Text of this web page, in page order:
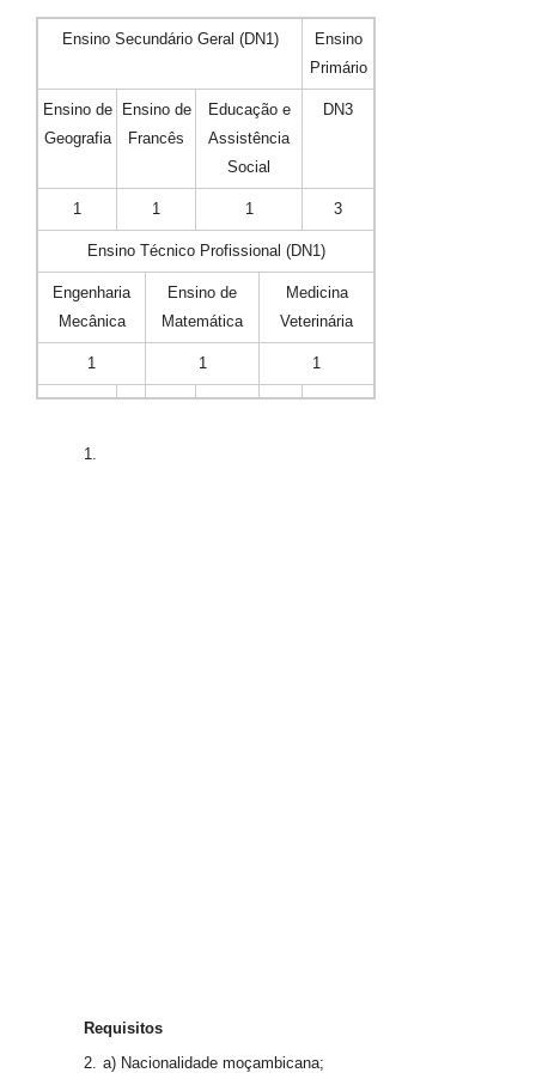
Ensino Secundário Geral (DN1)
Ensino
Primário
Ensino de
Geografia
Ensino de
Francês
Educação e
Assistência
Social
DN3
1 1 1 3
Ensino Técnico Profissional (DN1)
Engenharia
Mecânica
Ensino de
Matemática
Medicina
Veterinária
1 1 1
Requisitos
a) Nacionalidade moçambicana;